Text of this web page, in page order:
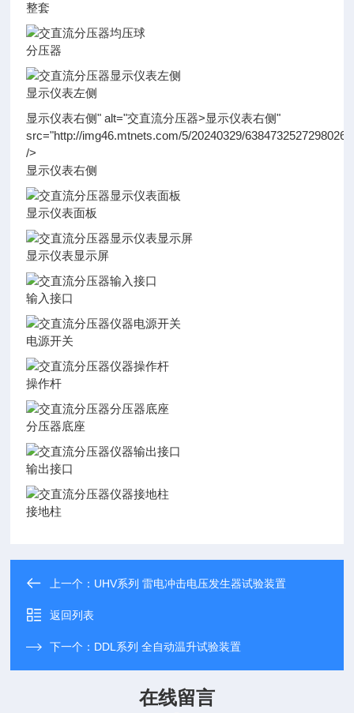
整套
分压器
显示仪表左侧
显示仪表右侧" alt="交直流分压器>显示仪表右侧"
src="http://img46.mtnets.com/5/20240329/
/>
显示仪表右侧
显示仪表面板
显示仪表显示屏
输入接口
电源开关
操作杆
分压器底座
输出接口
接地柱
上一个： UHV系列 雷电冲击电压发生器试验装置
返回列表
下一个： DDL系列 全自动温升试验装置
在线留言